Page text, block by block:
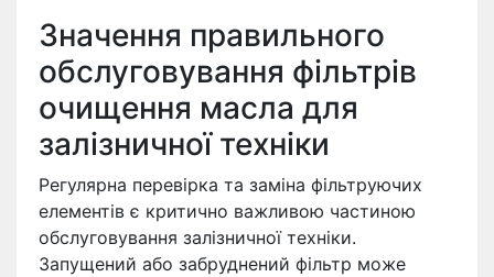
Значення правильного
обслуговування фільтрів
очищення масла для
залізничної техніки
Регулярна перевірка та заміна фільтруючих
елементів є критично важливою частиною
обслуговування залізничної техніки.
Запущений або забруднений фільтр може